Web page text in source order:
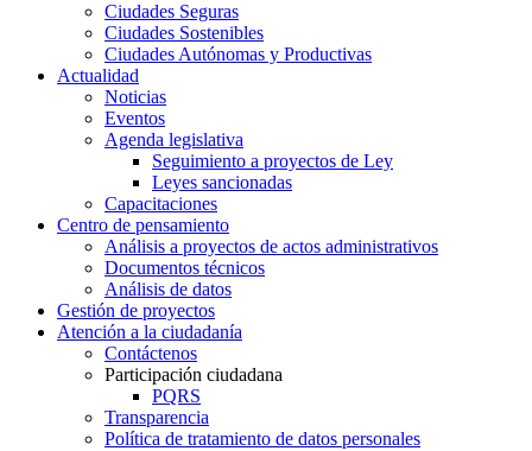
Ciudades Seguras
Ciudades Sostenibles
Ciudades Autónomas y Productivas
Actualidad
Noticias
Eventos
Agenda legislativa
Seguimiento a proyectos de Ley
Leyes sancionadas
Capacitaciones
Centro de pensamiento
Análisis a proyectos de actos administrativos
Documentos técnicos
Análisis de datos
Gestión de proyectos
Atención a la ciudadanía
Contáctenos
Participación ciudadana
PQRS
Transparencia
Política de tratamiento de datos personales